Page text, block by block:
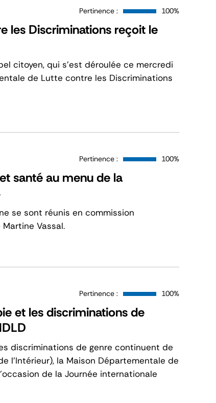
les Discriminations reçoit le
Pertinence : 100%
citoyen, qui s’est déroulée ce mercredi
de Lutte contre les Discriminations
santé au menu de la
Pertinence : 100%
se sont réunis en commission
Vassal.
et les discriminations de
Pertinence : 100%
discriminations de genre continuent de
l’Intérieur), la Maison Départementale de
de la Journée internationale